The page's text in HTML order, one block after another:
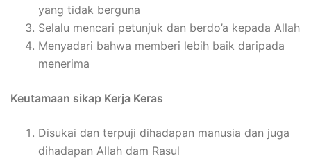
yang tidak berguna
Selalu mencari petunjuk dan berdo’a kepada Allah
Menyadari bahwa memberi lebih baik daripada
menerima
Keutamaan sikap Kerja Keras
Disukai dan terpuji dihadapan manusia dan juga
dihadapan Allah dam Rasul